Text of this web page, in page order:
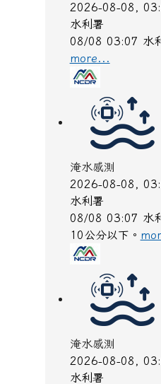
2026-08-08,
水利署
08/08 03:07 水
more...
淹水感測
2026-08-08,
水利署
08/08 03:07 水
10公分以下。​​
淹水感測
2026-08-08,
水利署